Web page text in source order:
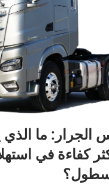
الجرار: ما الذي
كفاءة في